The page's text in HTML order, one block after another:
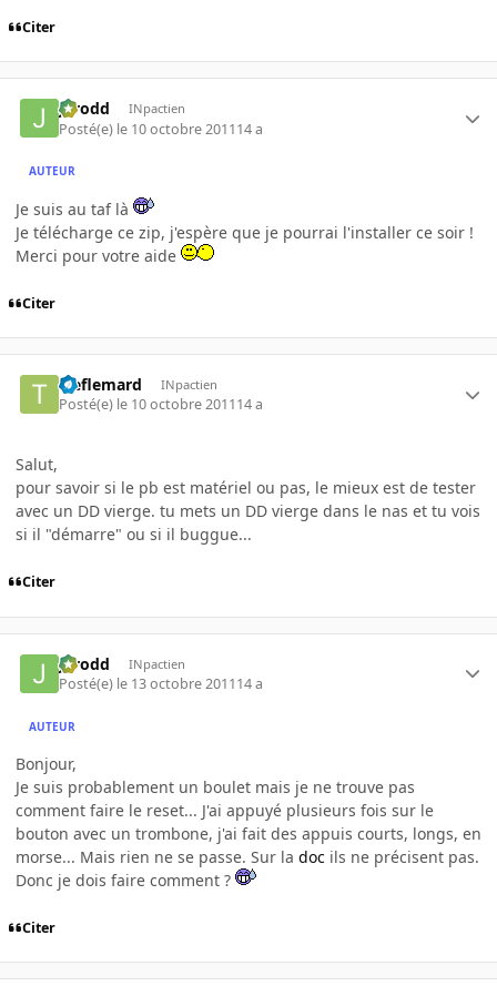
Citer
Jarodd INpactien
Posté(e) le 10 octobre 201114 a
AUTEUR
Je suis au taf là
Je télécharge ce zip, j'espère que je pourrai l'installer ce soir !
Merci pour votre aide
Citer
treflemard INpactien
Posté(e) le 10 octobre 201114 a
Salut,
pour savoir si le pb est matériel ou pas, le mieux est de tester
avec un DD vierge. tu mets un DD vierge dans le nas et tu vois
si il "démarre" ou si il buggue...
Citer
Jarodd INpactien
Posté(e) le 13 octobre 201114 a
AUTEUR
Bonjour,
Je suis probablement un boulet mais je ne trouve pas
comment faire le reset... J'ai appuyé plusieurs fois sur le
bouton avec un trombone, j'ai fait des appuis courts, longs, en
morse... Mais rien ne se passe. Sur la doc ils ne précisent pas.
Donc je dois faire comment ?
Citer